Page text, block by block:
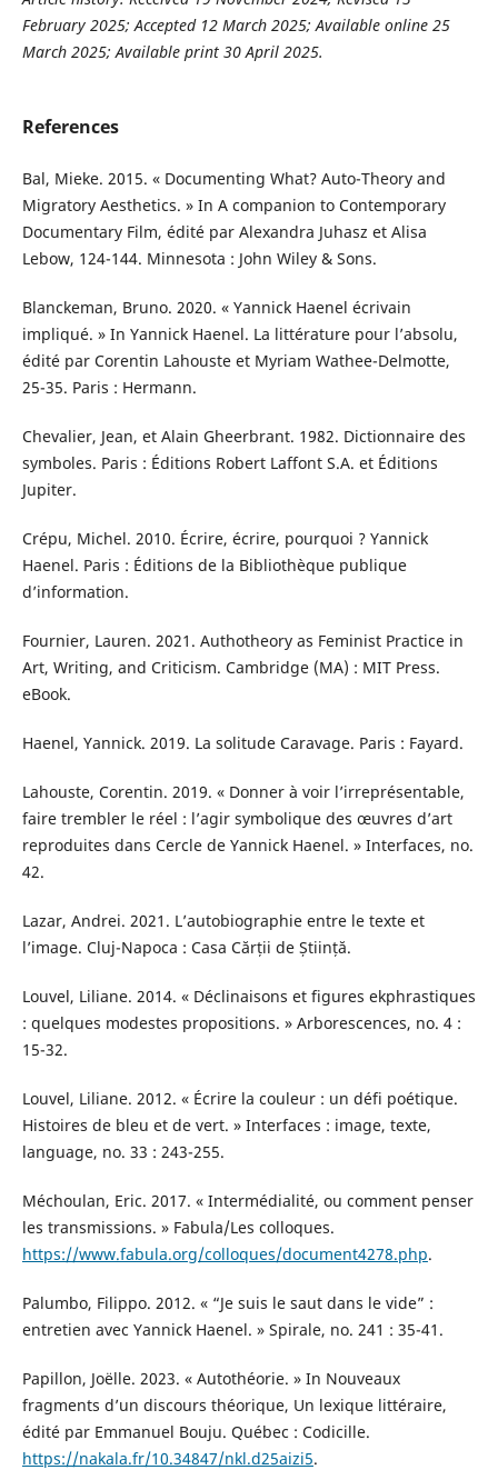
February 2025; Accepted 12 March 2025; Available online 25
March 2025; Available print 30 April 2025.
References
Bal, Mieke. 2015. « Documenting What? Auto-Theory and
Migratory Aesthetics. » In A companion to Contemporary
Documentary Film, édité par Alexandra Juhasz et Alisa
Lebow, 124-144. Minnesota : John Wiley & Sons.
Blanckeman, Bruno. 2020. « Yannick Haenel écrivain
impliqué. » In Yannick Haenel. La littérature pour l’absolu,
édité par Corentin Lahouste et Myriam Wathee-Delmotte,
25-35. Paris : Hermann.
Chevalier, Jean, et Alain Gheerbrant. 1982. Dictionnaire des
symboles. Paris : Éditions Robert Laffont S.A. et Éditions
Jupiter.
Crépu, Michel. 2010. Écrire, écrire, pourquoi ? Yannick
Haenel. Paris : Éditions de la Bibliothèque publique
d’information.
Fournier, Lauren. 2021. Authotheory as Feminist Practice in
Art, Writing, and Criticism. Cambridge (MA) : MIT Press.
eBook.
Haenel, Yannick. 2019. La solitude Caravage. Paris : Fayard.
Lahouste, Corentin. 2019. « Donner à voir l’irreprésentable,
faire trembler le réel : l’agir symbolique des œuvres d’art
reproduites dans Cercle de Yannick Haenel. » Interfaces, no.
42.
Lazar, Andrei. 2021. L’autobiographie entre le texte et
l’image. Cluj-Napoca : Casa Cărții de Știință.
Louvel, Liliane. 2014. « Déclinaisons et figures ekphrastiques
: quelques modestes propositions. » Arborescences, no. 4 :
15-32.
Louvel, Liliane. 2012. « Écrire la couleur : un défi poétique.
Histoires de bleu et de vert. » Interfaces : image, texte,
language, no. 33 : 243-255.
Méchoulan, Eric. 2017. « Intermédialité, ou comment penser
les transmissions. » Fabula/Les colloques.
https://www.fabula.org/colloques/document4278.php.
Palumbo, Filippo. 2012. « “Je suis le saut dans le vide” :
entretien avec Yannick Haenel. » Spirale, no. 241 : 35-41.
Papillon, Joëlle. 2023. « Autothéorie. » In Nouveaux
fragments d’un discours théorique, Un lexique littéraire,
édité par Emmanuel Bouju. Québec : Codicille.
https://nakala.fr/10.34847/nkl.d25aizi5.